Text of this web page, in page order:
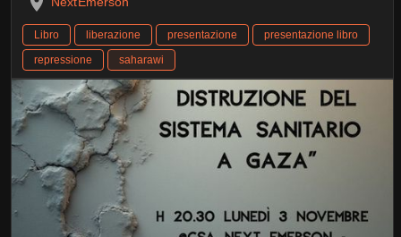
Libro liberazione presentazione
presentazione libro
repressione
saharawi